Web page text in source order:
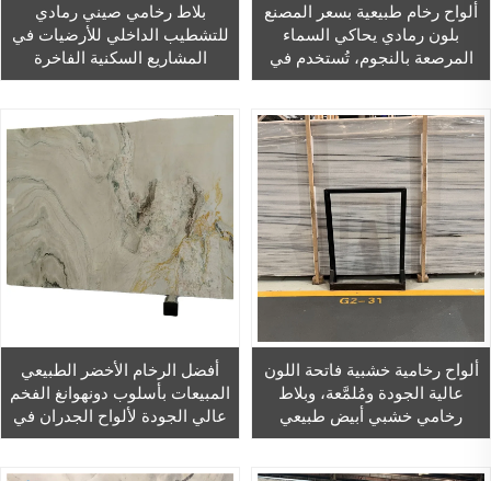
ألواح رخام طبيعية بسعر المصنع
بلون رمادي يحاكي السماء
المرصعة بالنجوم، تُستخدم في
تصميم أرضيات وجدران المنازل
بلاط رخامي صيني رمادي
للتشطيب الداخلي للأرضيات في
المشاريع السكنية الفاخرة
(فيلات)، مع إمكانية تقطيع القطع
رخامية مصقولة مقاس ٣٦×٣٦
سم بلون رمادي داكن
ألواح رخامية خشبية فاتحة اللون
عالية الجودة ومُلمَّعة، وبلاط
رخامي خشبي أبيض طبيعي
للأرضيات الداخلية والجدران
أفضل الرخام الأخضر الطبيعي
المبيعات بأسلوب دونهوانغ الفخم
عالي الجودة لألواح الجدران في
المطاعم والمكاتب والمباني